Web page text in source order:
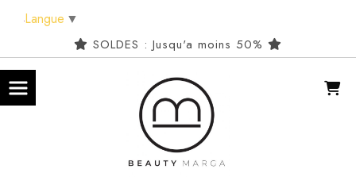
SOLDES : Jusqu'a moins 50%
Langue ▼